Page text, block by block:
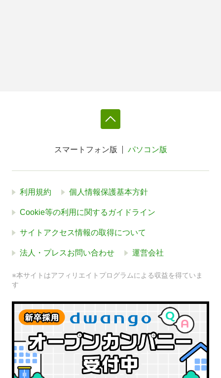
スマートフォン版 パソコン版
利用規約 個人情報保護基本方針
Cookie等の利用に関するガイドライン
サイトアクセス情報の取得について
法人・プレスお問い合わせ 運営会社
※本サイトはアフィリエイトプログラムによる収益を得ていま
す